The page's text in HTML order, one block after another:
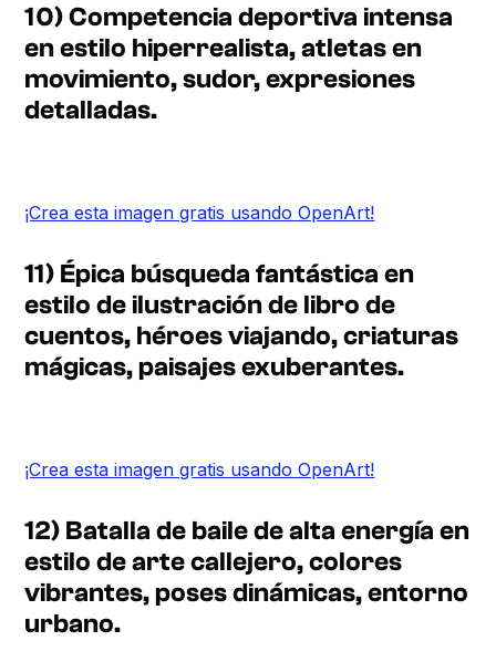
10) Competencia deportiva intensa
en estilo hiperrealista, atletas en
movimiento, sudor, expresiones
detalladas.
¡Crea esta imagen gratis usando OpenArt!
11) Épica búsqueda fantástica en
estilo de ilustración de libro de
cuentos, héroes viajando, criaturas
mágicas, paisajes exuberantes.
¡Crea esta imagen gratis usando OpenArt!
12) Batalla de baile de alta energía en
estilo de arte callejero, colores
vibrantes, poses dinámicas, entorno
urbano.